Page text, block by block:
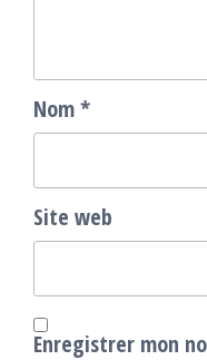
Nom*
Site web
Enregistrer mon